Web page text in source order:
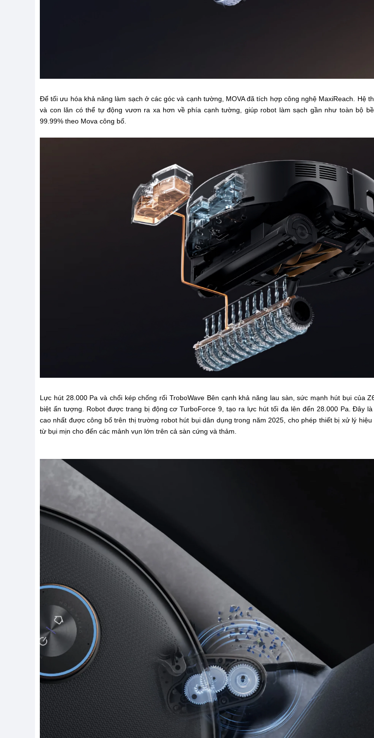
Để tối ưu hóa khả năng làm sạch ở các góc và cạnh tường, MOVA đã tích hợp công nghệ MaxiReach. Hệ
và con lăn có thể tự động vươn ra xa hơn về phía cạnh tường, giúp robot làm sạch gần như toàn bộ
99.99% theo Mova công bố.
Lực hút 28.000 Pa và chổi kép chống rối TroboWave Bên cạnh khả năng lau sàn, sức mạnh hút bụi của
biệt ấn tượng. Robot được trang bị động cơ TurboForce 9, tạo ra lực hút tối đa lên đến 28.000 Pa. Đây
cao nhất được công bố trên thị trường robot hút bụi dân dụng trong năm 2025, cho phép thiết bị xử lý hiệu
từ bụi mịn cho đến các mảnh vụn lớn trên cả sàn cứng và thảm.